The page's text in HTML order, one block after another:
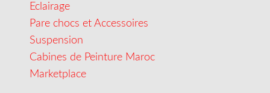
Eclairage
Pare chocs et Accessoires
Suspension
Cabines de Peinture Maroc
Marketplace